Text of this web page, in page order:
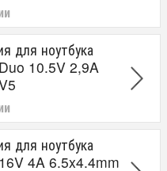
для ноутбука
10.5V 2,9A
для ноутбука
4A 6.5x4.4mm